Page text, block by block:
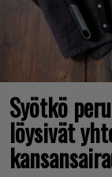
Syötkö
löysivät